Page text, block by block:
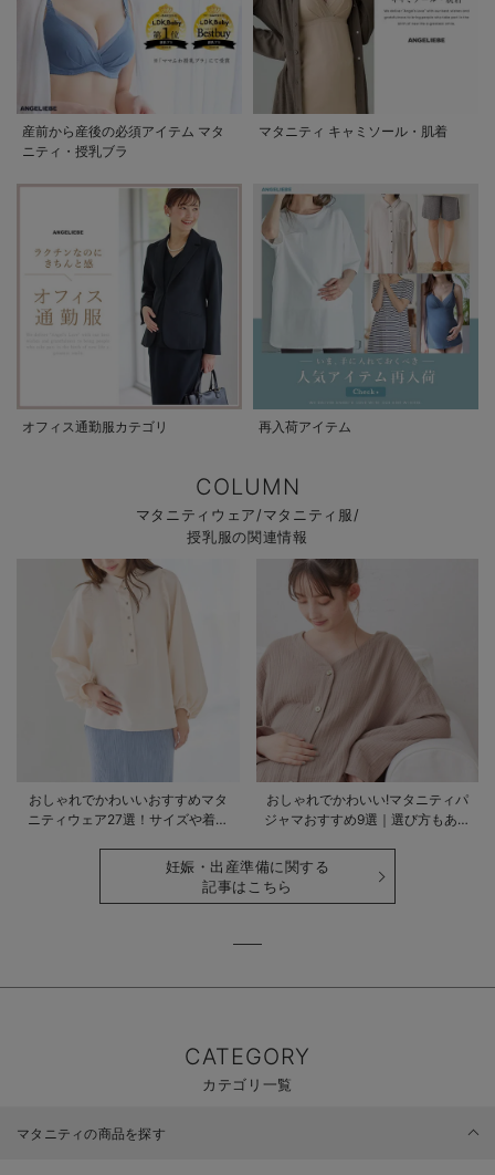
産前から産後の必須アイテム マタ
ニティ・授乳ブラ
マタニティ キャミソール・肌着
オフィス通勤服カテゴリ 再入荷アイテム
COLUMN
マタニティウェア/マタニティ服/
授乳服の関連情報
おしゃれでかわいいおすすめマタ
ニティウェア27選！サイズや着る
おしゃれでかわいい!マタニティパ
ジャマおすすめ9選｜選び方もあわ
妊娠・出産準備に関する
記事はこちら
CATEGORY
カテゴリ一覧
マタニティの商品を探す